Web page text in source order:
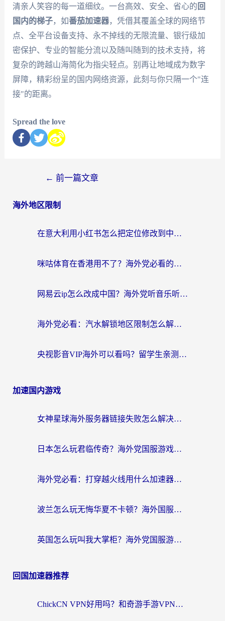
清亲人笑容的每一道细纹。一台高效、安全、省心的 回
国内的梯子，如番茄加速器，凭借其覆盖全球的网络节
点、全平台设备支持、永不掉线的无限流量、银行级加
密保护、专业的智能分流以及随叫随到的技术支持，将
复杂的跨越山海简化为指尖轻点。别再让地域成为数字
屏障，精彩纷呈的国内网络资源，此刻与你只隔一个"连
接"的距离。
Spread the love
← 前一篇文章
海外地区限制
在意大利用小红书怎么把定位修改到中国国内？3个实用技巧+1个靠谱工具帮你搞定
咪咕体育在香港用不了？海外党必看的回国加速器选择指南（附3个真实场景解决方案）
网易云ip怎么改成中国？海外党听音乐听书的无痛解决方案
海外党必看：汽水解锁地区限制怎么解除？3招解决国内影音&生活服务难题
央视影音VIP海外可以看吗？留学生亲测有效的回国加速器选择指南
加速国内游戏
女神星球海外服务器链接失败怎么解决？海外党国服游戏加速避坑指南
日本怎么玩君临传奇？海外党国服游戏加速避坑指南（附菲律宾欧洲玩家实测）
海外党必看：打穿越火线用什么加速器？解决延迟卡顿，还能玩奇妙拼图世界和第五人格
波兰怎么玩无悔华夏不卡顿？海外国服游戏加速器终极指南（附征途2萤火突击解决方案）
英国怎么玩叫我大掌柜？海外党国服游戏加速避坑指南（附实测推荐）
回国加速器推荐
ChickCN VPN好用吗？和奇游手游VPN对比哪个回国效果更好？海外党亲测实用指南